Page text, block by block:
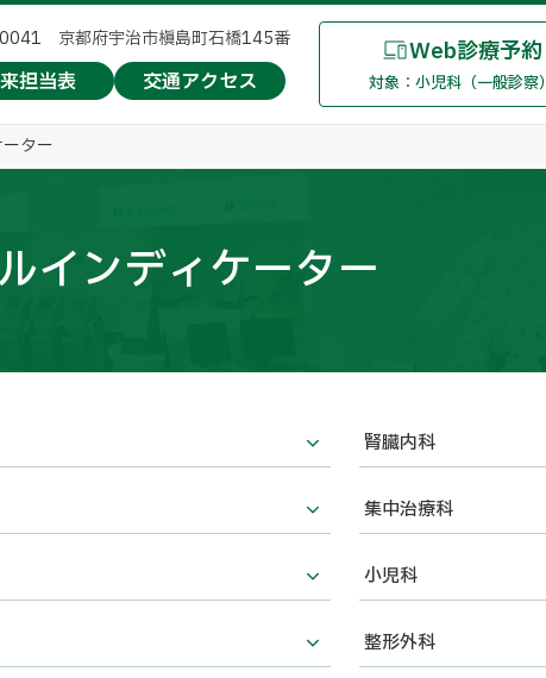
京都府宇治市槇島町石橋145番
担当表 交通アクセス
Web診療予約
対象：小児科（一般診察）
ター
インディケーター
腎臓内科
集中治療科
小児科
整形外科